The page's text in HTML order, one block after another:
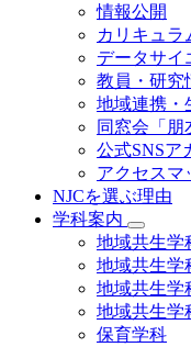
情報公開
カリキュラ
データサイ
教員・研究
地域連携・
同窓会「朋
公式SNSア
アクセスマ
NJCを選ぶ理由
学科案内
地域共⽣学
地域共生学
地域共生学
地域共⽣学
保育学科